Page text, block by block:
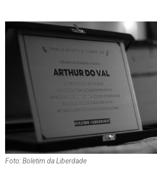
Foto: Boletim da Liberdade